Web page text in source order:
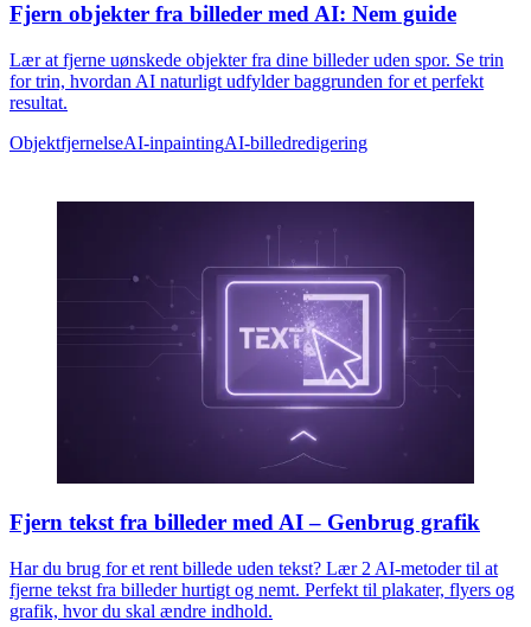
Fjern objekter fra billeder med AI: Nem guide
Lær at fjerne uønskede objekter fra dine billeder uden spor. Se trin
for trin, hvordan AI naturligt udfylder baggrunden for et perfekt
resultat.
ObjektfjernelseAI-inpaintingAI-billedredigering
Fjern tekst fra billeder med AI – Genbrug grafik
Har du brug for et rent billede uden tekst? Lær 2 AI-metoder til at
fjerne tekst fra billeder hurtigt og nemt. Perfekt til plakater, flyers og
grafik, hvor du skal ændre indhold.